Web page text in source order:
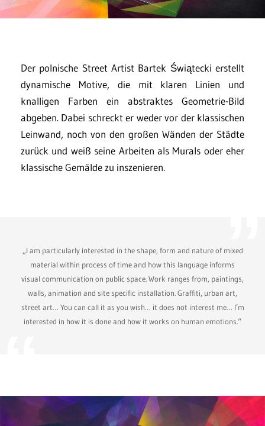
Der polnische Street Artist Bartek Świątecki erstellt
dynamische Motive, die mit klaren Linien und
knalligen Farben ein abstraktes Geometrie-Bild
abgeben. Dabei schreckt er weder vor der klassischen
Leinwand, noch von den großen Wänden der Städte
zurück und weiß seine Arbeiten als Murals oder eher
klassische Gemälde zu inszenieren.
„I am particularly interested in the shape, form and nature of mixed
material within process of time and how this language informs
visual communication on public space. Work ranges from, paintings,
walls, animation and site specific installation. Graffiti, urban art,
street art… You can call it as you wish… it does not interest me… I’m
interested in how it is done and how it works on human emotions.“